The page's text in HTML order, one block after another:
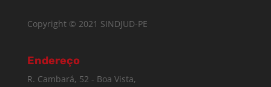
Copyright © 2021 SINDJUD-PE
Endereço
R. Cambará, 52 - Boa Vista,